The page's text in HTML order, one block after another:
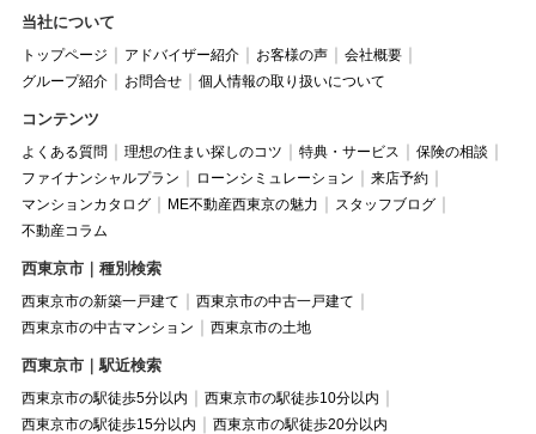
当社について
トップページ アドバイザー紹介 お客様の声
会社概要
グループ紹介
お問合せ 個人情報の取り扱いについて
コンテンツ
よくある質問 理想の住まい探しのコツ 特典・サービス
保険の相談
ファイナンシャルプラン
ローンシミュレーション
来店予約
マンションカタログ
ME不動産西東京の魅力
スタッフブログ
不動産コラム
西東京市｜種別検索
西東京市の新築一戸建て
西東京市の中古一戸建て
西東京市の中古マンション
西東京市の土地
西東京市｜駅近検索
西東京市の駅徒歩5分以内
西東京市の駅徒歩10分以内
西東京市の駅徒歩15分以内
西東京市の駅徒歩20分以内